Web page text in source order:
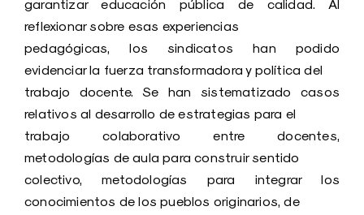
garantizar educación pública de calidad. Al
reflexionar sobre esas experiencias
pedagógicas, los sindicatos han podido
evidenciar la fuerza transformadora y política del
trabajo docente. Se han sistematizado casos
relativos al desarrollo de estrategias para el
trabajo colaborativo entre docentes,
metodologías de aula para construir sentido
colectivo, metodologías para integrar los
conocimientos de los pueblos originarios, de